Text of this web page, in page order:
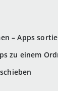
– Apps
zu einem